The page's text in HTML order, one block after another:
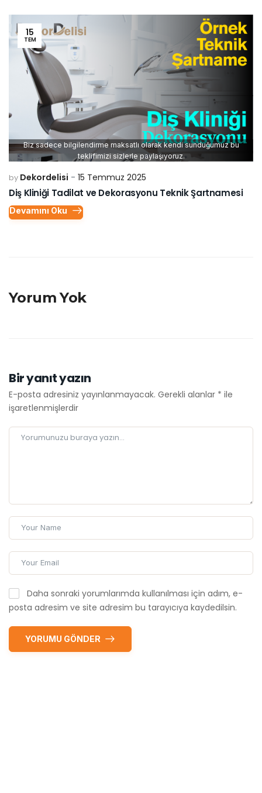
15
TEM
Biz sadece bilgilendirme maksatlı olarak kendi sunduğumuz bu
teklifimizi sizlerle paylaşıyoruz.
by Dekordelisi 15 Temmuz 2025
Diş Kliniği Tadilat ve Dekorasyonu Teknik Şartnamesi
Devamını Oku
Yorum Yok
Bir yanıt yazın
E-posta adresiniz yayınlanmayacak. Gerekli alanlar * ile
işaretlenmişlerdir
Daha sonraki yorumlarımda kullanılması için adım, e-
posta adresim ve site adresim bu tarayıcıya kaydedilsin.
YORUMU GÖNDER